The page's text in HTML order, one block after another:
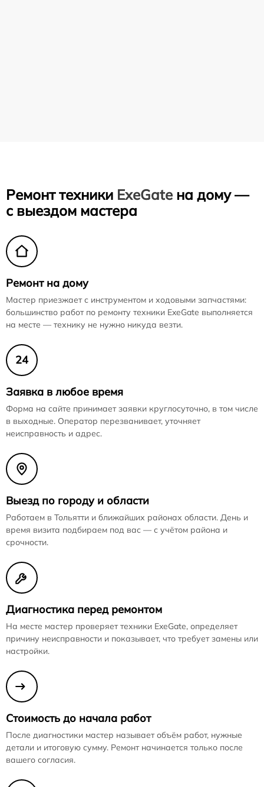
Ремонт техники ExeGate на дому —
с выездом мастера
Ремонт на дому
Мастер приезжает с инструментом и ходовыми запчастями:
большинство работ по ремонту техники ExeGate выполняется
на месте — технику не нужно никуда везти.
24
Заявка в любое время
Форма на сайте принимает заявки круглосуточно, в том числе
в выходные. Оператор перезванивает, уточняет
неисправность и адрес.
Выезд по городу и области
Работаем в Тольятти и ближайших районах области. День и
время визита подбираем под вас — с учётом района и
срочности.
Диагностика перед ремонтом
На месте мастер проверяет техники ExeGate, определяет
причину неисправности и показывает, что требует замены или
настройки.
Стоимость до начала работ
После диагностики мастер называет объём работ, нужные
детали и итоговую сумму. Ремонт начинается только после
вашего согласия.